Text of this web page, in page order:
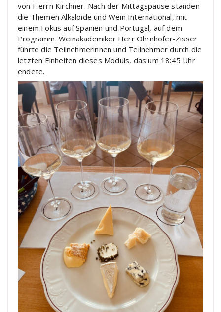
von Herrn Kirchner. Nach der Mittagspause standen
die Themen Alkaloide und Wein International, mit
einem Fokus auf Spanien und Portugal, auf dem
Programm. Weinakademiker Herr Ohrnhofer-Zisser
führte die Teilnehmerinnen und Teilnehmer durch die
letzten Einheiten dieses Moduls, das um 18:45 Uhr
endete.